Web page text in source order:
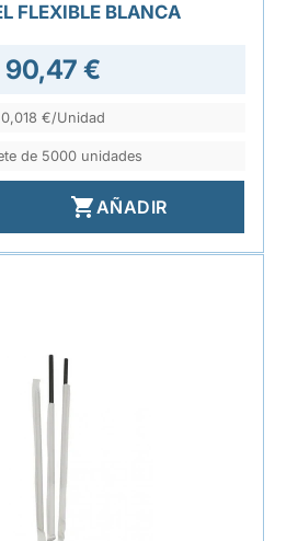
FLEXIBLE BLANCA
90,47 €
0,018 €/Unidad
de 5000 unidades
AÑADIR